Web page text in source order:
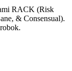
RACK (Risk
& Consensual).